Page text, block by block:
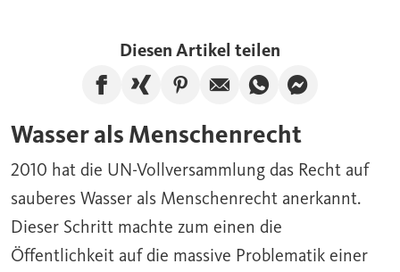
Diesen Artikel teilen
Artikel auf Facebook teilen
Artikel auf Xing teilen
Artikel auf Pinterest
Artikel per E-Mail
Artikel über
Artikel
Wasser als Menschenrecht
2010 hat die UN-Vollversammlung das Recht auf
sauberes Wasser als Menschenrecht anerkannt.
Dieser Schritt machte zum einen die
Öffentlichkeit auf die massive Problematik einer